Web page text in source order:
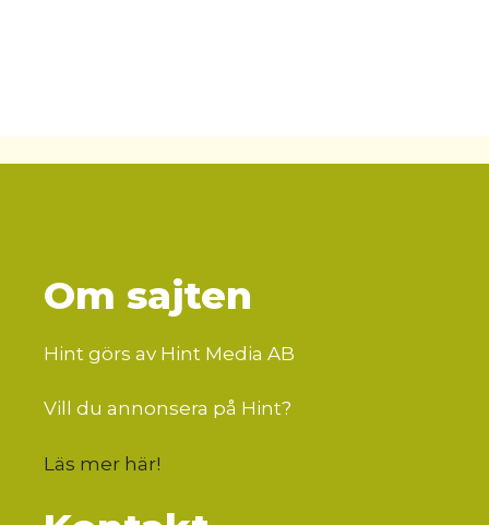
Om sajten
Hint görs av Hint Media AB
Vill du annonsera på Hint?
Läs mer här!